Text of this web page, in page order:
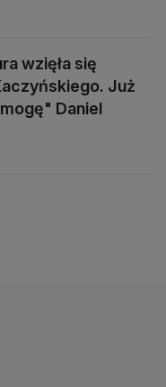
wzięła się
Już
Daniel